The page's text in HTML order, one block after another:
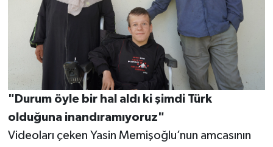
"Durum öyle bir hal aldı ki şimdi Türk
olduğuna inandıramıyoruz"
Videoları çeken Yasin Memişoğlu’nun amcasının